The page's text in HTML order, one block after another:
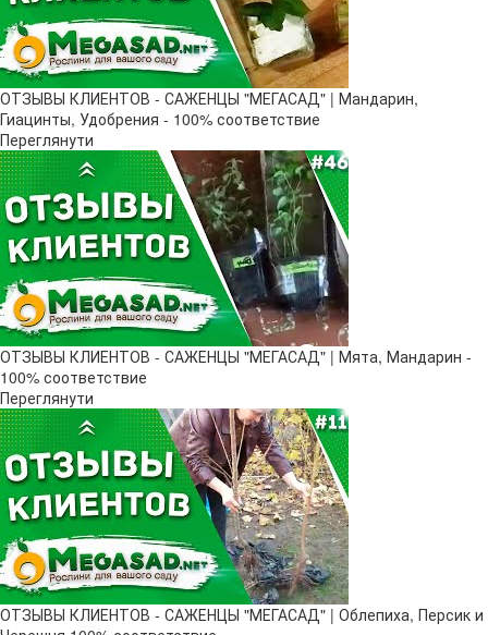
ОТЗЫВЫ КЛИЕНТОВ - САЖЕНЦЫ "МЕГАСАД" | Мандарин,
Гиацинты, Удобрения - 100% соответствие
Переглянути
ОТЗЫВЫ КЛИЕНТОВ - САЖЕНЦЫ "МЕГАСАД" | Мята, Мандарин -
100% соответствие
Переглянути
ОТЗЫВЫ КЛИЕНТОВ - САЖЕНЦЫ "МЕГАСАД" | Облепиха, Персик и